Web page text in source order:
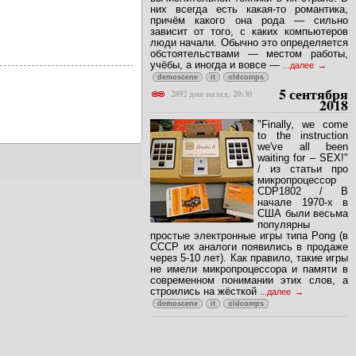
них всегда есть какая-то романтика,
причём какого она рода — сильно
зависит от того, с каких компьютеров
люди начали. Обычно это определяется
обстоятельствами — местом работы,
учёбы, а иногда и вовсе —
...далее
demoscene it oldcomps
2892 дня назад, 20:30 5 сентября
2018
"Finally, we come
to the instruction
we've all been
waiting for – SEX!"
/ из статьи про
микропроцессор
CDP1802 / В
начале 1970-х в
США были весьма
популярны
простые электронные игры типа Pong (в
СССР их аналоги появились в продаже
через 5-10 лет). Как правило, такие игры
не имели микропроцессора и памяти в
современном понимании этих слов, а
строились на жёсткой
...далее
demoscene it oldcomps